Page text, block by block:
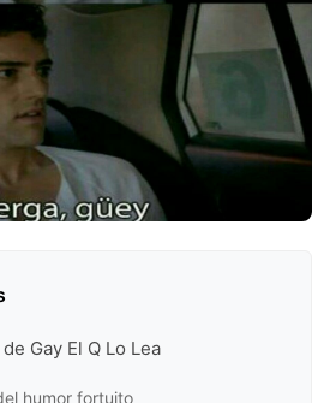
Gay El Q Lo Lea
humor fortuito